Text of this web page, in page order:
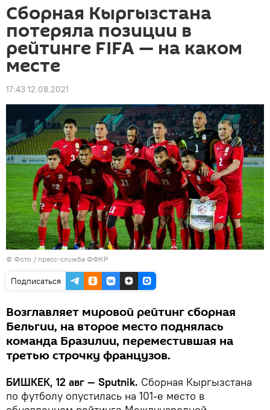
Сборная Кыргызстана
потеряла позиции в
рейтинге FIFA — на каком
месте
17:43 12.08.2021
© Фото / пресс-служба ФФКР
Подписаться
Возглавляет мировой рейтинг сборная
Бельгии, на второе место поднялась
команда Бразилии, переместившая на
третью строчку французов.
БИШКЕК, 12 авг — Sputnik. Сборная Кыргызстана
по футболу опустилась на 101-е место в